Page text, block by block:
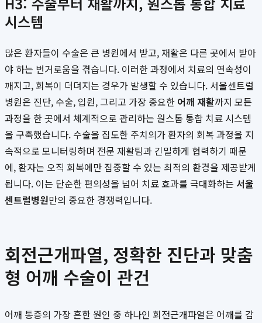
시스템
많은 환자들이 수술은 큰 병원에서 받고, 재활은 다른 곳에서 받아
야 하는 번거로움을 겪습니다. 이러한 과정에서 치료의 연속성이
깨지고, 회복이 더뎌지는 경우가 발생할 수 있습니다. 서울센트럴
병원은 진단, 수술, 입원, 그리고 가장 중요한 어깨 재활까지 모든
과정을 한 곳에서 체계적으로 관리하는 원스톱 통합 치료 시스템
을 구축했습니다. 수술을 집도한 주치의가 환자의 회복 과정을 지
속적으로 모니터링하며 전문 재활팀과 긴밀하게 협력하기 때문
에, 환자는 오직 회복에만 집중할 수 있는 최적의 환경을 제공받게
됩니다. 이는 단순한 편의성을 넘어 치료 효과를 극대화하는 서울
센트럴병원만의 중요한 경쟁력입니다.
회전근개파열, 정확한 진단과 맞춤
형 어깨 수술이 관건
어깨 통증의 가장 흔한 원인 중 하나인 회전근개파열은 어깨를 감